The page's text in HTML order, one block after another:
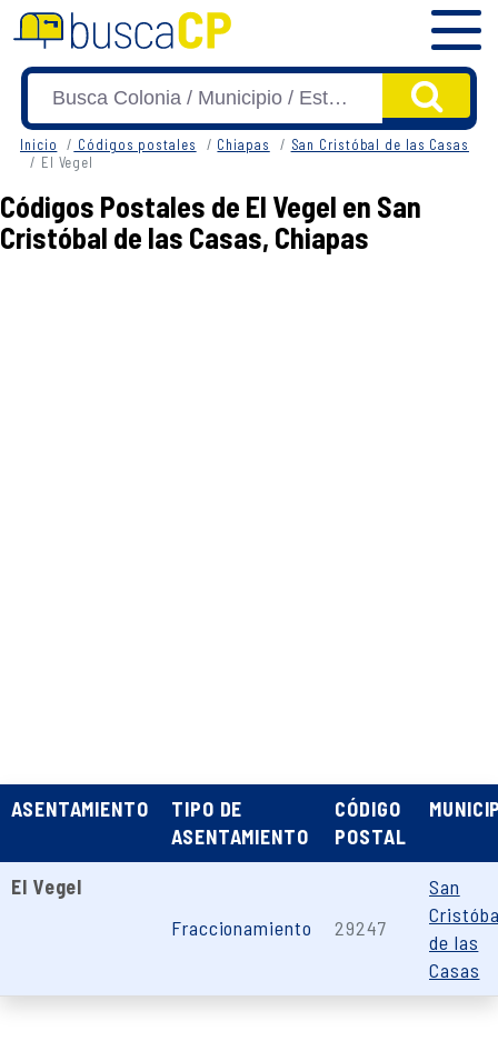
Inicio Códigos postales Chiapas
San Cristóbal de las Casas
El Vegel
Códigos Postales de El Vegel en San
Cristóbal de las Casas, Chiapas
ASENTAMIENTO
TIPO DE
ASENTAMIENTO
CÓDIGO
POSTAL
El Vegel
Fraccionamiento
29247
San
de las
Casas